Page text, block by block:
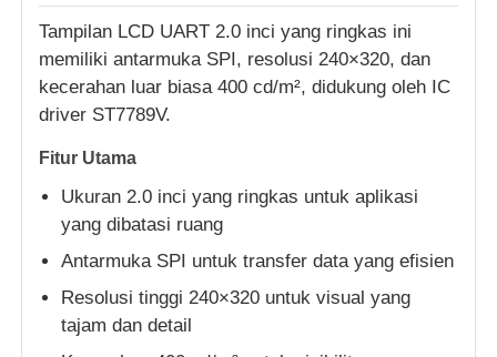
Video
Tampilan LCD UART 2.0 inci yang ringkas ini
memiliki antarmuka SPI, resolusi 240×320, dan
kecerahan luar biasa 400 cd/m², didukung oleh IC
driver ST7789V.
Fitur Utama
Ukuran 2.0 inci yang ringkas untuk aplikasi
yang dibatasi ruang
Antarmuka SPI untuk transfer data yang efisien
Resolusi tinggi 240×320 untuk visual yang
tajam dan detail